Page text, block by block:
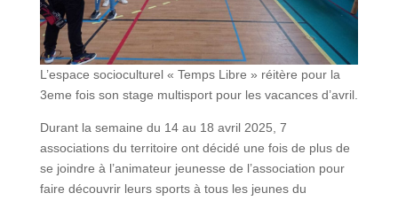
L’espace socioculturel « Temps Libre » réitère pour la
3eme fois son stage multisport pour les vacances d’avril.
Durant la semaine du 14 au 18 avril 2025, 7
associations du territoire ont décidé une fois de plus de
se joindre à l’animateur jeunesse de l’association pour
faire découvrir leurs sports à tous les jeunes du